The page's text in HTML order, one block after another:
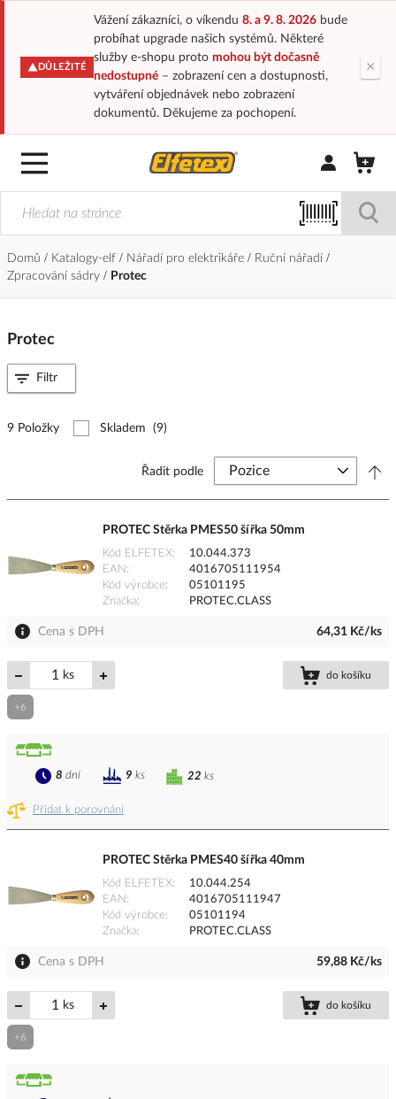
DŮLEŽITÉ
Vážení zákazníci, o víkendu 8. a 9. 8. 2026bude
probíhat upgrade našich systémů. Některé
služby e-shopu proto mohou být dočasně
nedostupné– zobrazení cen a dostupnosti,
vytváření objednávek nebo zobrazení
dokumentů. Děkujeme za pochopení.
×
Přihlásit/
Domů Katalogy-elf Nářadí pro elektrikáře
Ruční nářadí
Zpracování sádry
Protec
Protec
9 Položky Skladem (9)
Řadit podle
PROTEC Stěrka PMES50 šířka 50mm
Kód ELFETEX
10.044.373
EAN
4016705111954
Kód výrobce
05101195
Značka
PROTEC.CLASS
Cena s DPH 64,31 Kč/ks
ks do košíku
+6
Přidat k porovnání
22 ks
8 dní 9 ks
PROTEC Stěrka PMES40 šířka 40mm
Kód ELFETEX
10.044.254
EAN
4016705111947
Kód výrobce
05101194
Značka
PROTEC.CLASS
Cena s DPH 59,88 Kč/ks
ks do košíku
+6
Filtr